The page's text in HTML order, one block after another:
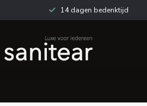
14 dagen bedenktijd